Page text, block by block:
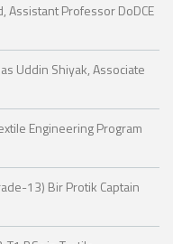
Assistant Professor DoDCE
Uddin Shiyak, Associate
Engineering Program
13) Bir Protik Captain